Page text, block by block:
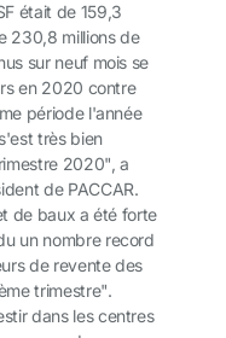
était de 159,3
230,8 millions de
sur neuf mois se
en 2020 contre
période l'année
très bien
2020", a
de PACCAR.
de baux a été forte
un nombre record
de revente des
trimestre".
dans les centres